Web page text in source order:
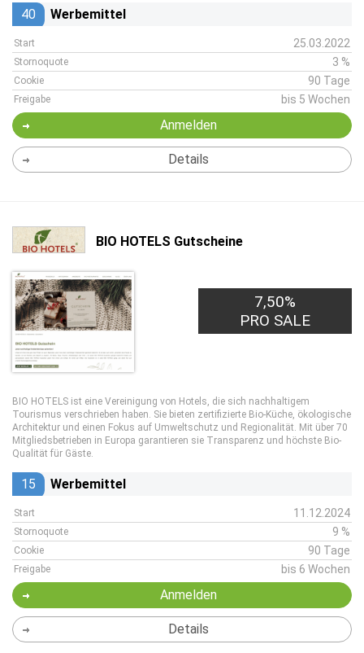
40 Werbemittel
Start 25.03.2022
Stornoquote 3 %
Cookie 90 Tage
Freigabe bis 5 Wochen
Anmelden
Details
BIO HOTELS Gutscheine
7,50%
PRO SALE
BIO HOTELS ist eine Vereinigung von Hotels, die sich nachhaltigem
Tourismus verschrieben haben. Sie bieten zertifizierte Bio-Küche, ökologische
Architektur und einen Fokus auf Umweltschutz und Regionalität. Mit über 70
Mitgliedsbetrieben in Europa garantieren sie Transparenz und höchste Bio-
Qualität für Gäste.
15 Werbemittel
Start 11.12.2024
Stornoquote 9 %
Cookie 90 Tage
Freigabe bis 6 Wochen
Anmelden
Details